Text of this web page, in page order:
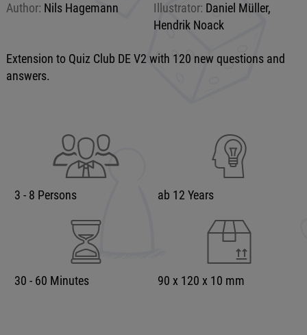
Author: Nils Hagemann Illustrator: Daniel Müller,
Hendrik Noack
Extension to Quiz Club DE V2 with 120 new questions and
answers.
3 - 8 Persons ab 12 Years
30 - 60 Minutes 90 x 120 x 10 mm